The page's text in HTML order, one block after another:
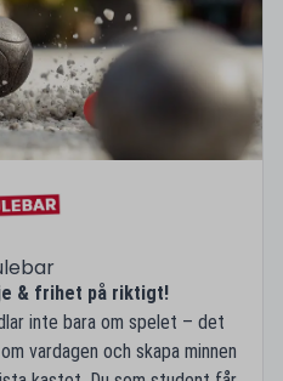
& frihet på riktigt!
inte bara om spelet – det
vardagen och skapa minnen